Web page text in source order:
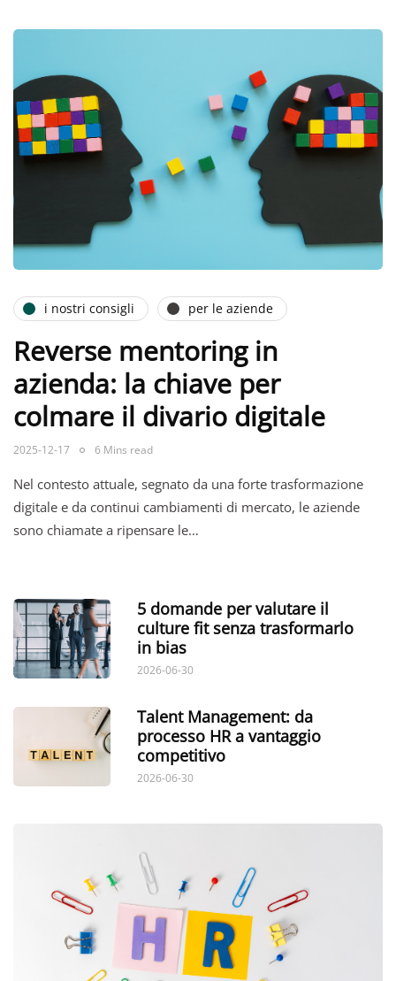
i nostri consigli per le aziende
Reverse mentoring in
azienda: la chiave per
colmare il divario digitale
2025-12-17 6 Mins read
Nel contesto attuale, segnato da una forte trasformazione
digitale e da continui cambiamenti di mercato, le aziende
sono chiamate a ripensare le…
5 domande per valutare il
culture fit senza trasformarlo
in bias
2026-06-30
Talent Management: da
processo HR a vantaggio
competitivo
2026-06-30